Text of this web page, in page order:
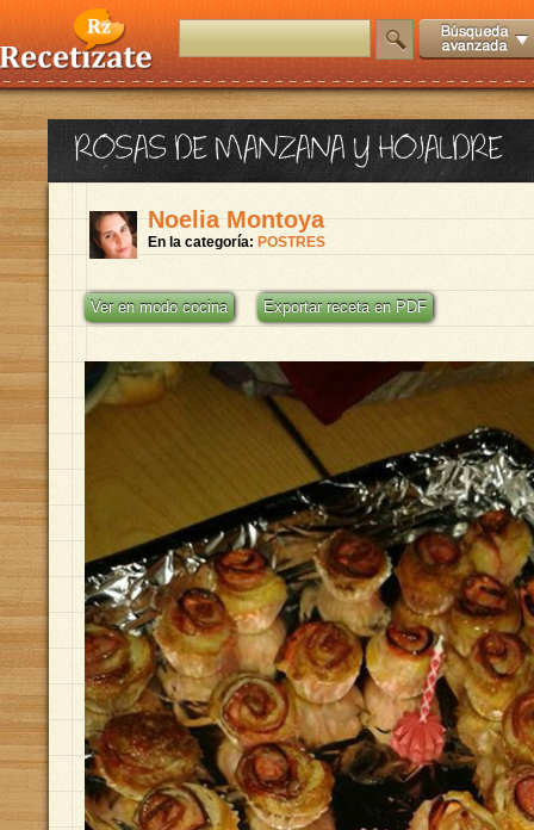
ROSAS DE MANZANA Y HOJALDRE
Noelia Montoya
En la categoría: POSTRES
Ver en modo cocina Exportar receta en PDF